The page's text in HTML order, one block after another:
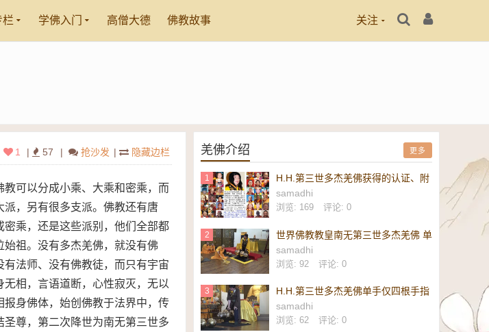
关注
栏 学佛入门 高僧大德 佛教故事
| 隐藏边栏
| 抢沙发
| 57
1
可以分成小乘、大乘和密乘，而
，另有很多支派。佛教还有唐
乘，还是这些派别，他们全部都
祖。没有多杰羌佛，就没有佛
法师、没有佛教徒，而只有宇宙
相，言语道断，心性寂灭，无以
身佛体，始创佛教于法界中，传
尊，第二次降世为南无第三世多
更多
羌佛介绍
1
H.H.第三世多杰羌佛获得的认证、附
议、恭贺
samadhi
浏览: 169 评论: 0
2
世界佛教教皇南无第三世多杰羌佛 单
手勾提 437.2 磅金刚杵-维加斯新闻
报
samadhi
浏览: 92 评论: 0
3
H.H.第三世多杰羌佛单手仅四根手指
勾起 437.2 磅重的镇殿金刚杵-美新
社
samadhi
浏览: 62 评论: 0